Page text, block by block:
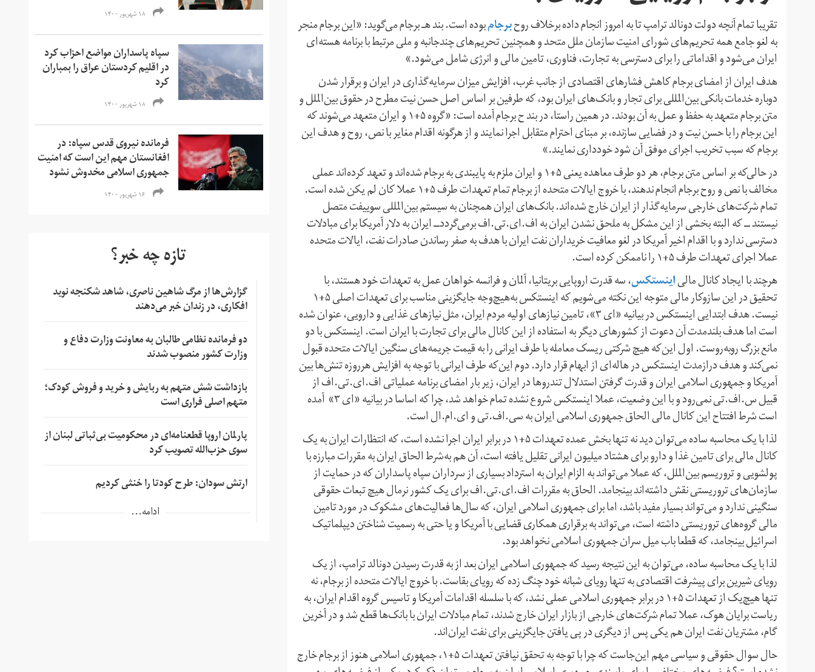
تقریبا تمام آنچه دولت دونالد ترامپ تا به امروز انجام داده بر‌خلاف روحبرجامبوده است. بند هـ برجام می‌گوید: «این برجام منجر
به لغو جامع همه تحریم‌های شورای امنیت سازمان ملل متحد و همچنین تحریم‌های چندجانبه و ملی مرتبط با برنامه هسته‌ای
ایران می‌شود و اقداماتی را برای دسترسی به تجارت، فناوری، تامین مالی و انرژی شامل می‌شود.»
هدف ایران از امضای برجام کاهش فشارهای اقتصادی از جانب غرب، افزایش میزان سرمایه‌گذاری در ایران و برقرار شدن
دوباره خدمات بانکی بین‌المللی برای تجار و بانک‌های ایران بود، که طرفین بر اساس اصل حسن‌ نیت مطرح در حقوق بین‌الملل و
متن برجام متعهد به حفظ و عمل به آن بودند. در همین راستا، در بند ح برجام آمده است: «گروه ۵+۱ و ایران متعهد می‌شوند که
این برجام را با حسن نیت و در فضایی سازنده، بر مبنای احترام متقابل اجرا نمایند و از هرگونه اقدام مغایر با نص، روح و هدف این
برجام که سبب تخریب اجرای موفق آن شود خودداری نمایند.»
در حالی‌که بر اساس متن برجام، هر دو طرف معاهده یعنی ۵+۱ و ایران ملزم به پایبندی به برجام شده‌اند و تعهد کرده‌اند عملی
مخالف با نص و روح برجام انجام ندهند، با خروج ایالات متحده از برجام تمام تعهدات طرف ۵+۱ عملا کان لم یکن شده است.
تمام شرکت‌های خارجی سرمایه‌گذار از ایران خارج شده‌اند. بانک‌های ایران همچنان به سیستم بین‌المللی سوییفت متصل
نیستند ــ که البته بخشی از این مشکل به ملحق نشدن ایران به اف‌.ای‌.تی‌.اف برمی‌گرددــ ایران به دلار آمریکا برای مبادلات
دسترسی ندارد و با اقدام اخیر آمریکا در لغو معافیت خریداران نفت ایران با هدف به صفر رساندن صادرات نفت، ایالات متحده
عملا اجرای تعهدات طرف ۵+۱ را ناممکن کرده است.
هرچند با ایجاد کانال مالیاینستکس، سه قدرت اروپایی بریتانیا، آلمان و فرانسه خواهان عمل به تعهدات خود هستند، با
تحقیق در این سازوکار مالی متوجه این نکته می‌شویم که اینستکس به‌هیچ‌وجه جایگزینی مناسب برای تعهدات اصلی ۵+۱
نیست. هدف ابتدایی اینستکس در بیانیه «ای ۳»، تامین نیازهای اولیه مردم ایران، مثل نیازهای غذایی و دارویی، عنوان شده
است اما هدف بلندمدت آن دعوت از کشورهای دیگر به استفاده از این کانال مالی برای تجارت با ایران است. اینستکس با دو
مانع بزرگ روبه‌روست. اول این‌که هیچ شرکتی ریسک معامله با طرف ایرانی را به قیمت جریمه‌های سنگین ایالات متحده قبول
نمی‌کند و هدف دراز‌مدت اینستکس در هاله‌ای از ابهام قرار‌ دارد. دوم این‌که طرف ایرانی با توجه به افزایش هر‌روزه تنش‌ها بین
آمریکا و جمهوری اسلامی ایران و قدرت گرفتن استدلال تندروها در ایران، زیر بار امضای برنامه عملیاتی اف‌.ای‌.تی‌.اف از
قبیل س‌.اف‌.تی نمی‌رود و با این وضعیت، عملا اینستکس شروع نشده تمام خواهد شد، چرا که اساسا در بیانیه «ای ۳» آمده
است شرط افتتاح این کانال مالی الحاق جمهوری اسلامی ایران به سی‌.اف‌.تی و ای‌.ام‌.ال است.
لذا با یک محاسبه ساده می‌توان دید نه تنها بخش عمده تعهدات ۵+۱ در برابر ایران اجرا نشده است، که انتظارات ایران به یک
کانال مالی برای تامین غذا و دارو برای هشتاد میلیون ایرانی تقلیل یافته است، آن هم به‌شرط الحاق ایران به مقررات مبارزه با
پولشویی و تروریسم بین‌الملل، که عملا می‌تواند به الزام ایران به استرداد بسیاری از سرداران سپاه پاسداران که در حمایت از
سازمان‌های تروریستی نقش داشته‌اند بینجامد. الحاق به مقررات اف‌.ای‌.تی‌.اف برای یک کشور نرمال هیچ تبعات حقوقی
سنگینی ندارد و می‌تواند بسیار مفید باشد، اما برای جمهوری اسلامی ایران، که سال‌ها فعالیت‌های مشکوک در مورد تامین
مالی گروه‌های تروریستی داشته است، می‌تواند به برقراری همکاری قضایی با آمریکا و یا حتی به رسمیت شناختن دیپلماتیک
اسرائیل بینجامد، که قطعا باب میل سران جمهوری اسلامی نخواهد بود.
لذا با یک محاسبه ساده، می‌توان به این نتیجه رسید که جمهوری اسلامی ایران بعد از به قدرت رسیدن دونالد ترامپ، از یک
رویای شیرین برای پیشرفت اقتصادی به تنها رویای شبانه خود چنگ زده که رویای بقاست. با خروج ایالات متحده از برجام، نه
تنها هیچ‌یک از تعهدات ۵+۱ در برابر جمهوری اسلامی عملی نشد، که با سلسله اقدامات آمریکا و تاسیس گروه اقدام ایران، به
ریاست برایان هوک، عملا تمام شرکت‌های خارجی از بازار ایران خارج شدند، تمام مبادلات ایران با بانک‌ها قطع شد و در آخرین
گام، مشتریان نفت ایران هم یکی پس از دیگری در پی یافتن جایگزینی برای نفت ایران‌اند.
حال سوال حقوقی و سیاسی مهم این‌جاست که چرا با توجه به تحقق نیافتن تعهدات ۵+۱، جمهوری اسلامی هنوز از برجام خارج
۱۸ شهریور ۱۴۰۰
سپاه پاسداران مواضع احزاب کرد
در اقلیم کردستان عراق را بمباران
کرد
۱۸ شهریور ۱۴۰۰
فرمانده نیروی قدس سپاه: در
افغانستان مهم این است که امنیت
جمهوری اسلامی مخدوش نشود
۱۶ شهریور ۱۴۰۰
تازه چه خبر؟
گزارش‌ها از مرگ شاهین ناصری، شاهد شکنجه نوید
افکاری، در زندان خبر می‌دهند
دو فرمانده نظامی طالبان به معاونت وزارت دفاع و
وزارت کشور منصوب شدند
بازداشت شش متهم به ربایش و خرید و فروش کودک؛
متهم اصلی فراری است
پارلمان اروپا قطعنامه‌ای در محکومیت بی‌ثباتی لبنان از
سوی حزب‌الله تصویب کرد
ارتش سودان: طرح کودتا را خنثی کردیم
ادامه...